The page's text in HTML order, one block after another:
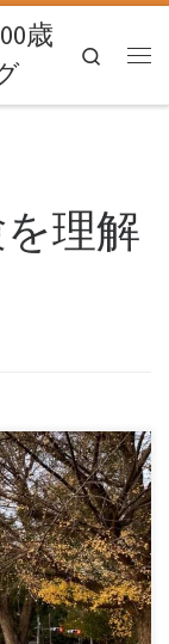
歳
Search
理解
、 です。 話し